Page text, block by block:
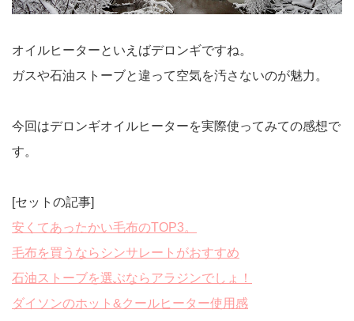
オイルヒーターといえばデロンギですね。
ガスや石油ストーブと違って空気を汚さないのが魅力。
今回はデロンギオイルヒーターを実際使ってみての感想で
す。
[セットの記事]
安くてあったかい毛布のTOP3。
毛布を買うならシンサレートがおすすめ
石油ストーブを選ぶならアラジンでしょ！
ダイソンのホット&クールヒーター使用感